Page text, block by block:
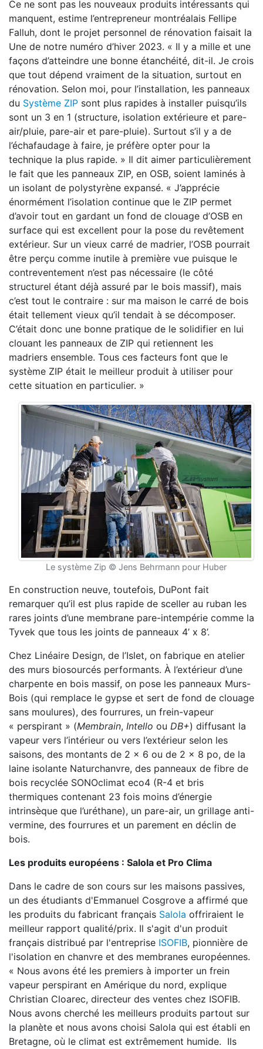
Ce ne sont pas les nouveaux produits intéressants qui
manquent, estime l’entrepreneur montréalais Fellipe
Falluh, dont le projet personnel de rénovation faisait la
Une de notre numéro d’hiver 2023. « Il y a mille et une
façons d’atteindre une bonne étanchéité, dit-il. Je crois
que tout dépend vraiment de la situation, surtout en
rénovation. Selon moi, pour l’installation, les panneaux
du Système ZIP sont plus rapides à installer puisqu’ils
sont un 3 en 1 (structure, isolation extérieure et pare-
air/pluie, pare-air et pare-pluie). Surtout s’il y a de
l’échafaudage à faire, je préfère opter pour la
technique la plus rapide. » Il dit aimer particulièrement
le fait que les panneaux ZIP, en OSB, soient laminés à
un isolant de polystyrène expansé. « J’apprécie
énormément l’isolation continue que le ZIP permet
d’avoir tout en gardant un fond de clouage d’OSB en
surface qui est excellent pour la pose du revêtement
extérieur. Sur un vieux carré de madrier, l’OSB pourrait
être perçu comme inutile à première vue puisque le
contreventement n’est pas nécessaire (le côté
structurel étant déjà assuré par le bois massif), mais
c’est tout le contraire : sur ma maison le carré de bois
était tellement vieux qu’il tendait à se décomposer.
C’était donc une bonne pratique de le solidifier en lui
clouant les panneaux de ZIP qui retiennent les
madriers ensemble. Tous ces facteurs font que le
système ZIP était le meilleur produit à utiliser pour
cette situation en particulier. »
Le système Zip © Jens Behrmann pour Huber
En construction neuve, toutefois, DuPont fait
remarquer qu’il est plus rapide de sceller au ruban les
rares joints d’une membrane pare-intempérie comme la
Tyvek que tous les joints de panneaux 4’ x 8’.
Chez Linéaire Design, de l’Islet, on fabrique en atelier
des murs biosourcés performants. À l’extérieur d’une
charpente en bois massif, on pose les panneaux Murs-
Bois (qui remplace le gypse et sert de fond de clouage
sans moulures), des fourrures, un frein-vapeur
« perspirant » (Membrain, Intello ou DB+) diffusant la
vapeur vers l’intérieur ou vers l’extérieur selon les
saisons, des montants de 2 x 6 ou de 2 x 8 po, de la
laine isolante Naturchanvre, des panneaux de fibre de
bois recyclée SONOclimat eco4 (R-4 et bris
thermiques contenant 23 fois moins d’énergie
intrinsèque que l’uréthane), un pare-air, un grillage anti-
vermine, des fourrures et un parement en déclin de
bois.
Les produits européens : Salola et Pro Clima
Dans le cadre de son cours sur les maisons passives,
un des étudiants d'Emmanuel Cosgrove a affirmé que
les produits du fabricant français Salola offriraient le
meilleur rapport qualité/prix. Il s'agit d'un produit
français distribué par l'entreprise ISOFIB, pionnière de
l'isolation en chanvre et des membranes européennes.
« Nous avons été les premiers à importer un frein
vapeur perspirant en Amérique du nord, explique
Christian Cloarec, directeur des ventes chez ISOFIB.
Nous avons cherché les meilleurs produits partout sur
la planète et nous avons choisi Salola qui est établi en
Bretagne, où le climat est extrêmement humide. Ils